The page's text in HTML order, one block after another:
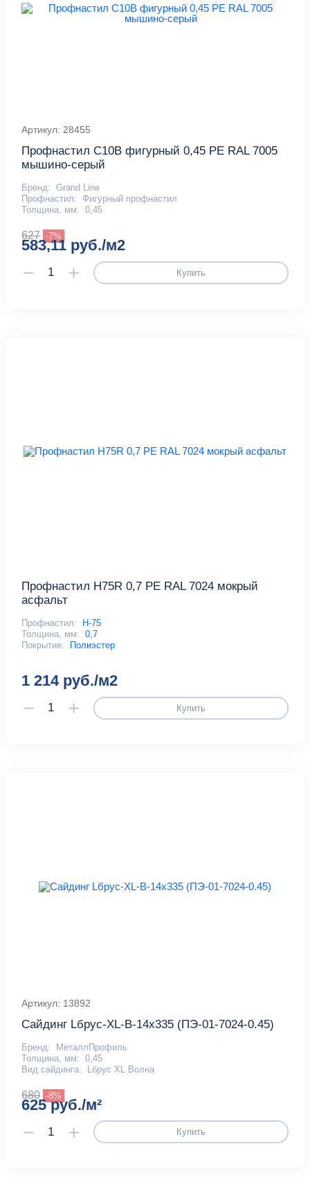
Артикул: 28455
Профнастил С10B фигурный 0,45 PE RAL 7005
мышино-серый
Бренд: Grand Line
Профнастил:
Фигурный профнастил
Толщина, мм: 0,45
627 -7%
583,11 руб./м2
Купить
Профнастил Н75R 0,7 PE RAL 7024 мокрый
асфальт
Профнастил:
Н-75
Толщина, мм: 0,7
Покрытие:
Полиэстер
1 214 руб./м2
Купить
Артикул: 13892
Сайдинг Lбрус-XL-В-14х335 (ПЭ-01-7024-0.45)
Бренд:
МеталлПрофиль
Толщина, мм: 0,45
Вид сайдинга:
Lбрус XL Волна
680 -8%
625 руб./м²
Купить